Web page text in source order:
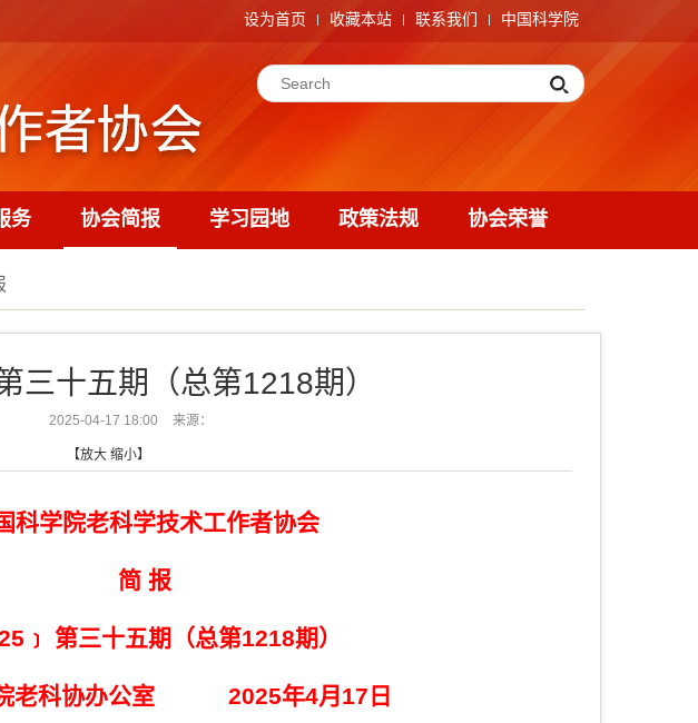
设为首页 收藏本站 联系我们 中国科学院
务 协会简报 学习园地 政策法规 协会荣誉
三十五期（总第1218期）
2025-04-17 18:00 来源：
【放大 缩小】
科学院老科学技术工作者协会
简 报
第三十五期（总第1218期）
院老科协办公室 2025年4月17 日